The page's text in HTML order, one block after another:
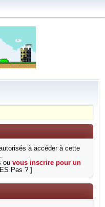
à accéder à cette
ou vous inscrire pour un
Pas ? ]